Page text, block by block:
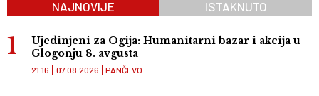
NAJNOVIJE ISTAKNUTO
Ujedinjeni za Ogija: Humanitarni bazar i akcija u
Glogonju 8. avgusta
PANČEVO
21:16 07.08.2026